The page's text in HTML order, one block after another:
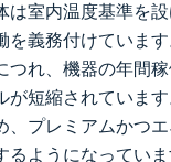
は室内温度基準を
を義務付けていま
つれ、機器の年間
が短縮されていま
、プレミアムかつ
るようになってい